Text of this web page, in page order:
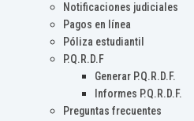
Notificaciones judiciales
Pagos en línea
Póliza estudiantil
P.Q.R.D.F
Generar P.Q.R.D.F.
Informes P.Q.R.D.F.
Preguntas frecuentes